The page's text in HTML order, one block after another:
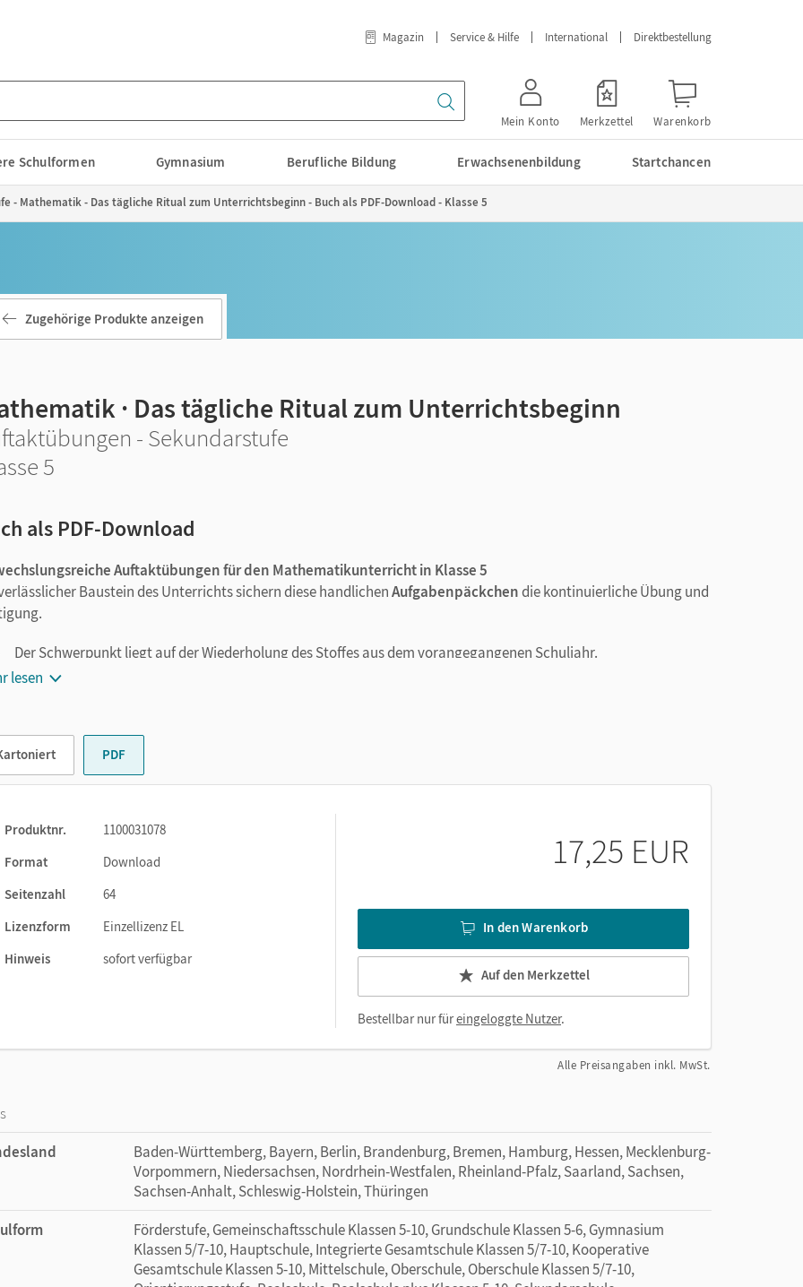
Magazin Service & Hilfe International Direktbestellung
Mein Konto Merkzettel Warenkorb
Schulformen Gymnasium Berufliche Bildung Erwachsenenbildung Startchancen
- Mathematik - Das tägliche Ritual zum Unterrichtsbeginn - Buch als PDF-Download - Klasse 5
Zugehörige Produkte anzeigen
· Das tägliche Ritual zum Unterrichtsbeginn
- Sekundarstufe
5
als PDF-Download
Auftaktübungen für den Mathematikunterricht in Klasse 5
Baustein des Unterrichts sichern diese handlichenAufgabenpäckchendie kontinuierliche Übung und
Der Schwerpunkt liegt auf der Wiederholung des Stoffes aus dem vorangegangenen Schuljahr.
Die Übungen folgen einem einfachen Prinzip: präzise Fragen und Aufgaben, die kurze Antworten und Lösungen
werden.
Band richtet sich an Mathematik-Lehrkräfte, Quereinsteiger/-innen, Vertretungslehrkräfte, aber auch an Eltern und
innen im Homeschooling.
lesen
PDF
Produktnr.
1100031078
Format
Download
Seitenzahl
64
Lizenzform
Einzellizenz EL
Hinweis
sofort verfügbar
17,25 EUR
In den Warenkorb
Auf den Merkzettel
Bestellbar nur füreingeloggte Nutzer.
Alle Preisangaben inkl. MwSt.
Baden-Württemberg, Bayern, Berlin, Brandenburg, Bremen, Hamburg, Hessen, Mecklenburg-
Vorpommern, Niedersachsen, Nordrhein-Westfalen, Rheinland-Pfalz, Saarland, Sachsen,
Sachsen-Anhalt, Schleswig-Holstein, Thüringen
Förderstufe, Gemeinschaftsschule Klassen 5-10, Grundschule Klassen 5-6, Gymnasium
Klassen 5/7-10, Hauptschule, Integrierte Gesamtschule Klassen 5/7-10, Kooperative
Gesamtschule Klassen 5-10, Mittelschule, Oberschule, Oberschule Klassen 5/7-10,